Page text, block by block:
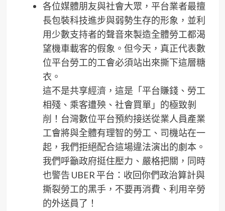
各位媒體朋友與社會大眾，平台業者最擅
長包裝科技進步與弱勢生存的形象，並利
用少數支持者的聲音來製造全體勞工都渴
望機車載客的假象。但今天，真正代表數
位平台勞工的工會必須站出來撕下這層糖
衣。
這不是共享經濟，這是「平台賺錢、勞工
相殘、乘客遭殃、社會買單」的極致剝
削！台灣數位平台預約接送從業人員產業
工會將與全體有理智的勞工、司機站在一
起，我們拒絕配合這場違法演出的劇本。
我們呼籲政府挺住壓力、嚴格把關，同時
也警告 UBER 平台：收回你們政治算計與
撕裂勞工的黑手，不要再消費、利用辛勞
的外送員了！